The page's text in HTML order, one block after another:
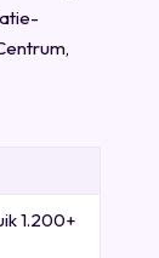
1.200+